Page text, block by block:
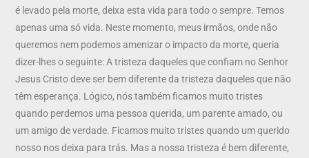
é levado pela morte, deixa esta vida para todo o sempre. Temos
apenas uma só vida. Neste momento, meus irmãos, onde não
queremos nem podemos amenizar o impacto da morte, queria
dizer-lhes o seguinte: A tristeza daqueles que confiam no Senhor
Jesus Cristo deve ser bem diferente da tristeza daqueles que não
têm esperança. Lógico, nós também ficamos muito tristes
quando perdemos uma pessoa querida, um parente amado, ou
um amigo de verdade. Ficamos muito tristes quando um querido
nosso nos deixa para trás. Mas a nossa tristeza é bem diferente,